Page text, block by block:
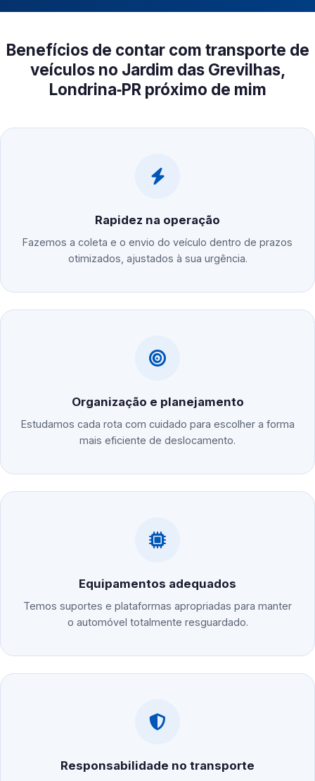
Benefícios de contar com transporte de
veículos no Jardim das Grevilhas,
Londrina‑PR próximo de mim
Rapidez na operação
Fazemos a coleta e o envio do veículo dentro de prazos
otimizados, ajustados à sua urgência.
Organização e planejamento
Estudamos cada rota com cuidado para escolher a forma
mais eficiente de deslocamento.
Equipamentos adequados
Temos suportes e plataformas apropriadas para manter
o automóvel totalmente resguardado.
Responsabilidade no transporte